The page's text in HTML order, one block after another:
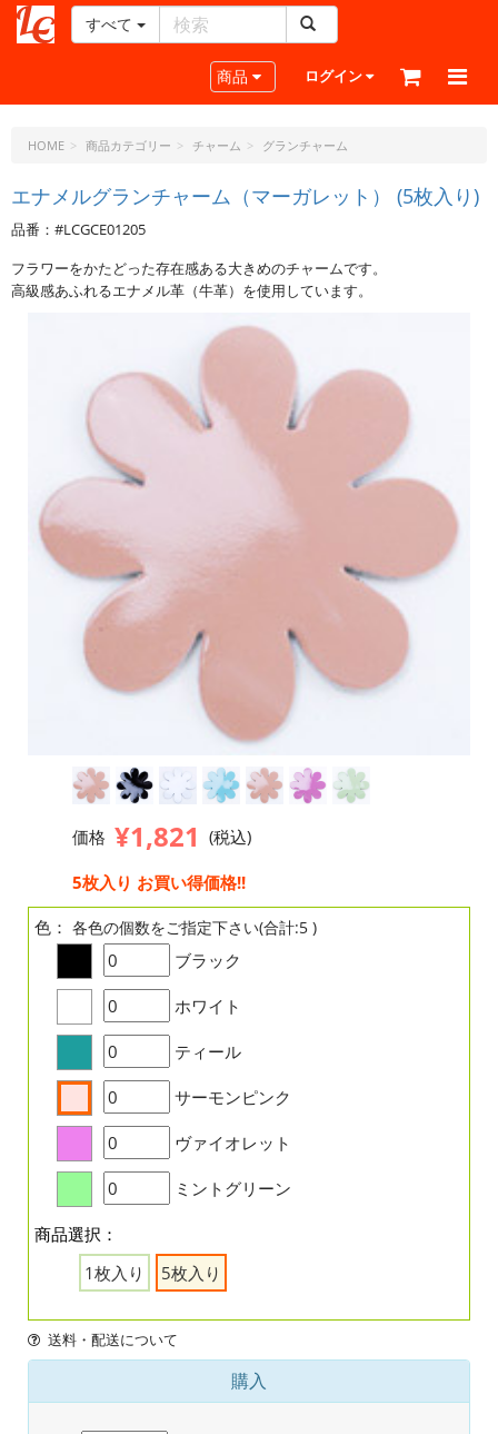
ー
ラ
ト・
ド
ッ
ト・
ジ
すべて
Toggle navigation
商品 ログイン
HOME 商品カテゴリー チャーム グランチャーム
エナメルグランチャーム（マーガレット） (5枚入り)
品番：#LCGCE01205
フラワーをかたどった存在感ある大きめのチャームです。
高級感あふれるエナメル革（牛革）を使用しています。
価格 ¥1,821 (税込)
5枚入り お買い得価格!!
色： 各色の個数をご指定下さい(合計:5 )
ブラック
ホワイト
ティール
サーモンピンク
ヴァイオレット
ミントグリーン
商品選択：
1枚入り
5枚入り
送料・配送について
購入